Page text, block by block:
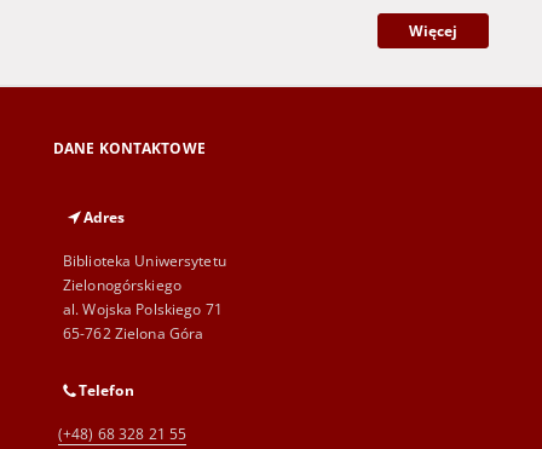
Więcej
DANE KONTAKTOWE
Adres
Biblioteka Uniwersytetu
Zielonogórskiego
al. Wojska Polskiego 71
65-762 Zielona Góra
Telefon
(+48) 68 328 21 55